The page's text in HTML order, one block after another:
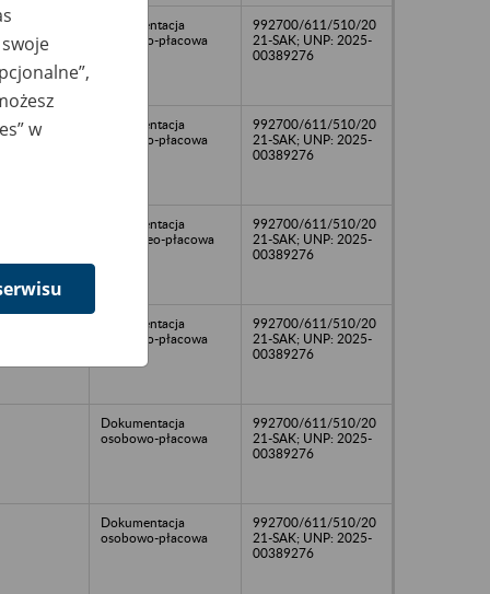
Dokumentacja
osobowo-płacowa
992700/611/510/20
21-SAK; UNP: 2025-
00389276
Dokumentacja
osobowo-płacowa
992700/611/510/20
21-SAK; UNP: 2025-
00389276
Dokumentacja
osoboweo-płacowa
992700/611/510/20
21-SAK; UNP: 2025-
00389276
Dokumentacja
osobowo-płacowa
992700/611/510/20
21-SAK; UNP: 2025-
00389276
Dokumentacja
osobowo-płacowa
992700/611/510/20
21-SAK; UNP: 2025-
00389276
Dokumentacja
osobowo-płacowa
992700/611/510/20
21-SAK; UNP: 2025-
00389276
w